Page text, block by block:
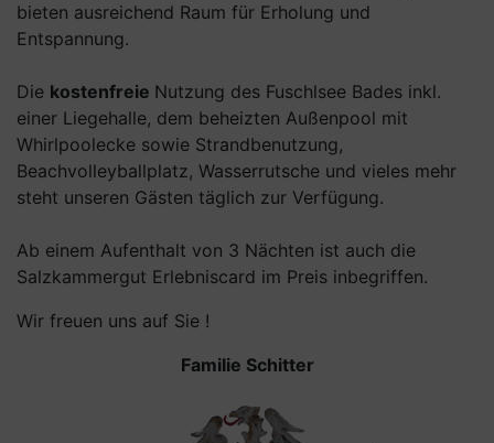
bieten ausreichend Raum für Erholung und
Entspannung.
Die kostenfreie Nutzung des Fuschlsee Bades inkl.
einer Liegehalle, dem beheizten Außenpool mit
Whirlpoolecke sowie Strandbenutzung,
Beachvolleyballplatz, Wasserrutsche und vieles mehr
steht unseren Gästen täglich zur Verfügung.
Ab einem Aufenthalt von 3 Nächten ist auch die
Salzkammergut Erlebniscard im Preis inbegriffen.
Wir freuen uns auf Sie !
Familie Schitter